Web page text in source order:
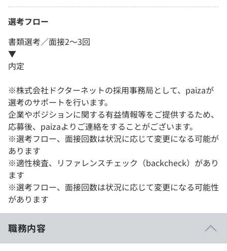
選考フロー
書類選考／面接2～3回
▼
内定
※株式会社ドクターネットの採用事務局として、paizaが
選考のサポートを行います。
企業やポジションに関する有益情報等をご提供するため、
応募後、paizaよりご連絡をすることがございます。
※選考フロー、面接回数は状況に応じて変更になる可能が
あります
※適性検査、リファレンスチェック（backcheck）があり
ます
※選考フロー、面接回数は状況に応じて変更になる可能性
があります
職務内容